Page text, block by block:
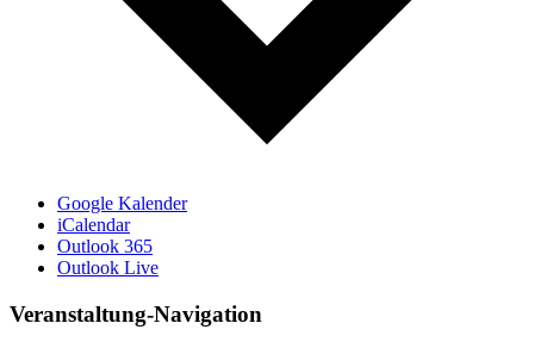
Google Kalender
iCalendar
Outlook 365
Outlook Live
Veranstaltung-Navigation